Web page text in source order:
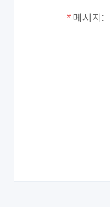
*메시지: